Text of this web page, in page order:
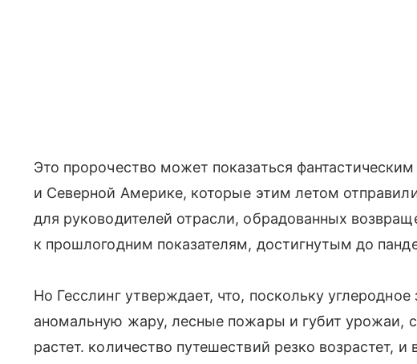
Это пророчество может показаться
и Северной Америке, которые этим летом
для руководителей отрасли, обрадованных
к прошлогодним показателям, достигнутым до
Но Гесслинг утверждает, что, поскольку углеродное
аномальную жару, лесные пожары и губит урожаи,
растет. количество путешествий резко возрастет,